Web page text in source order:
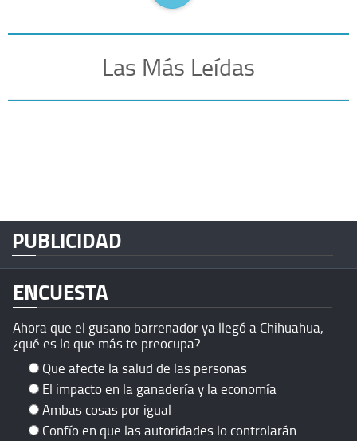
Las Más Leídas
PUBLICIDAD
ENCUESTA
Ahora que el gusano barrenador ya llegó a Chihuahua,
¿qué es lo que más te preocupa?
Que afecte la salud de las personas
El impacto en la ganadería y la economía
Ambas cosas por igual
Confío en que las autoridades lo controlarán